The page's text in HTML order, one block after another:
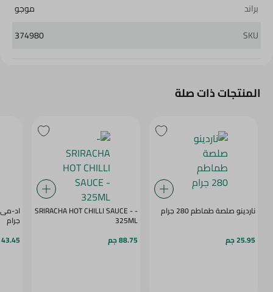
براند
موجو
SKU
374980
المنتجات ذات صلة
ناردينو صلصة طماطم 280 جرام
25.95 جم
- SRIRACHA HOT CHILLI SAUCE -
325ML
88.75 جم
جرام
43.45 جم